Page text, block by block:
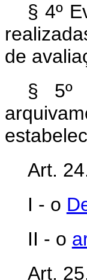
§ 4º
de
§ 5º
Art.
I - o
II - o
Art.